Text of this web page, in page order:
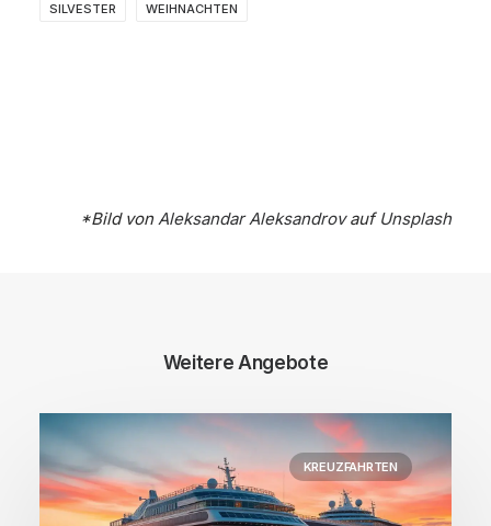
SILVESTER WEIHNACHTEN
*Bild vonAleksandar Aleksandrovauf Unsplash
Weitere Angebote
KREUZFAHRTEN